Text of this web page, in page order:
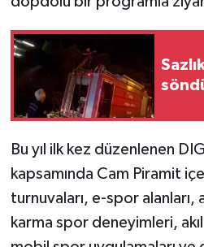
Bu yıl ilk kez düzenlenen
kapsamında Cam Piramit
turnuvaları, e-spor alanları,
karma spor deneyimleri,